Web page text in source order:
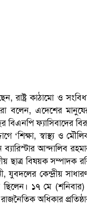
কাঠামো ও
বলেন, এদেশের
বিএনপি ফ্যাসিবাদের
‘শিক্ষা, স্বাস্থ্য ও
আন্দালিব
ছাত্র বিষয়ক
যুবদলের কেন্দ্রীয়
১৭ মে (শনিবার)
অধিকার